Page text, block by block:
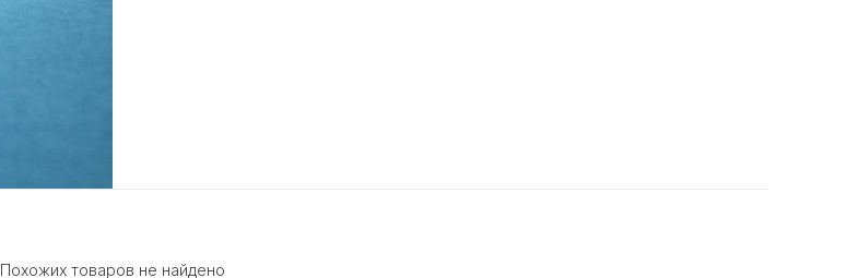
Похожих товаров не найдено